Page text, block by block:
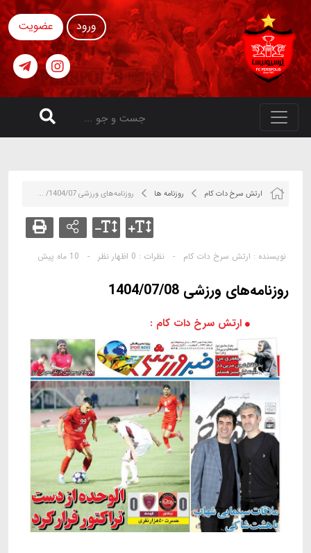
ورود عضویت
ارتش سرخ دات کام روزنامه ها روزنامه‌های ورزشی 1404/07/ ...
نویسنده : ارتش سرخ دات کام - نظرات : 0 اظهار نظر - 10 ماه پیش
روزنامه‌های ورزشی 1404/07/08
ارتش سرخ دات کام :